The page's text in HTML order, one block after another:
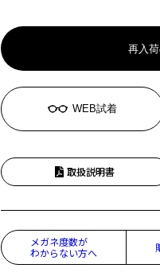
再入
WEB試着
取扱説明書
メガネ度数が
わからない方へ